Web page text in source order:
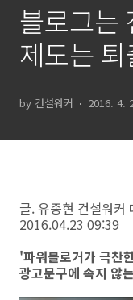
블로그는
제도는
by 건설워커 2016. 4.
글. 유종현 건설워
2016.04.23 09:39
'파워블로거가 극찬
광고문구에 속지 않